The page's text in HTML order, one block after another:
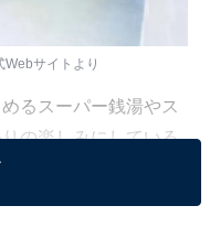
Webサイトより
るスーパー銭湯やス
の楽しみにしている
癒すリラックスタイ
よね。しかし、近年